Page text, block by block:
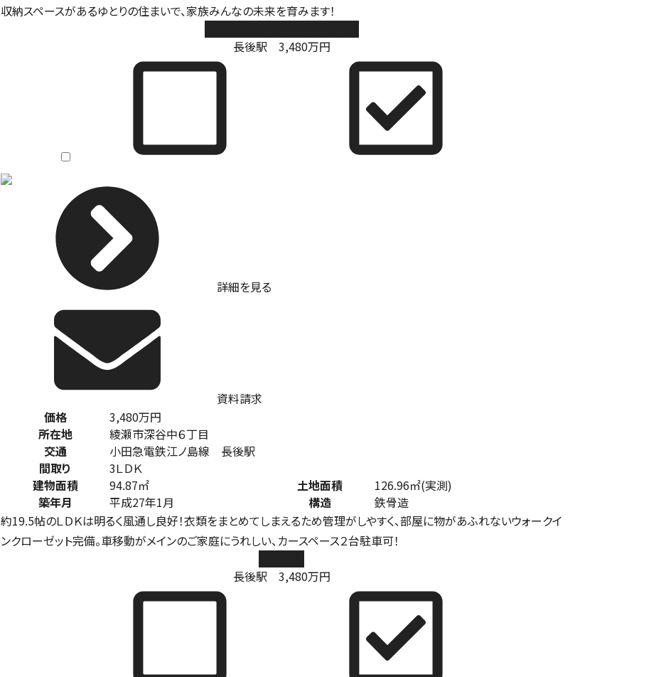
収納スペースがあるゆとりの住まいで、家族みんなの未来を育みます！
長後駅
3,480万円
詳細を見る
資料請求
価格
3,480万円
所在地
綾瀬市深谷中６丁目
交通
小田急電鉄江ノ島線 長後駅
間取り
3ＬＤＫ
建物面積
94.87㎡ 土地面積
126.96㎡(実測)
築年月
平成27年1月 構造
鉄骨造
約19.5帖のＬＤＫは明るく風通し良好！衣類をまとめてしまえるため管理がしやすく、部屋に物があふれないウォークイ
ンクローゼット完備。車移動がメインのご家庭にうれしい、カースペース２台駐車可！
長後駅
3,480万円